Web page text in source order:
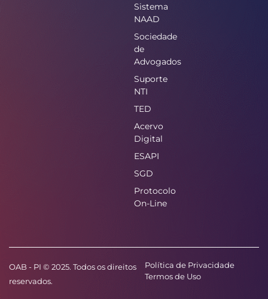
Sistema
NAAD
Sociedade
de
Advogados
Suporte
NTI
TED
Acervo
Digital
ESAPI
SGD
Protocolo
On-Line
OAB - PI © 2025. Todos os direitos
reservados.
Política de Privacidade
Termos de Uso